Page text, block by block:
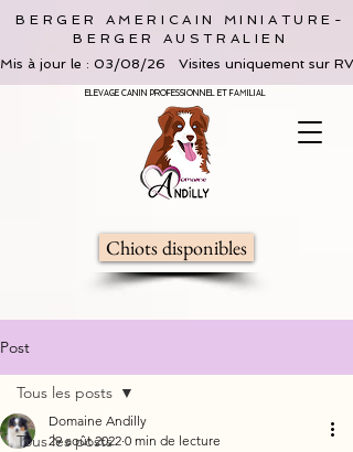
BERGER AMERICAIN MINIATURE-
BERGER AUSTRALIEN
Mis à jour le : 03/08/26   Visites uniquement sur
ELEVAGE CANIN PROFESSIONNEL ET FAMILIAL
Chiots disponibles
Post
Tous les posts
Tous les posts
Domaine Andilly
29 août 2022 0 min de lecture